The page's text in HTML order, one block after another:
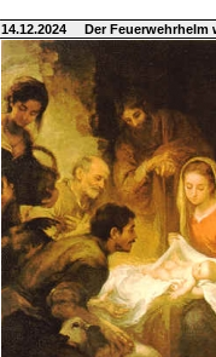
14.12.2024 Der